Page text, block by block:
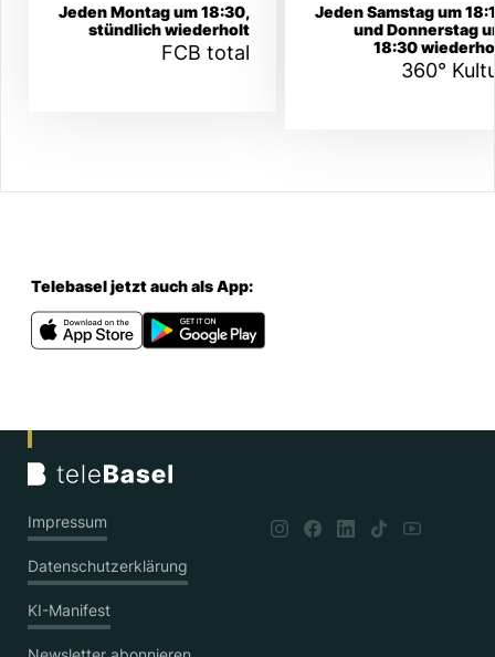
FCB total
Jeden Montag um 18:30,
stündlich wiederholt
360°
Jeden Samstag um
und Donnerstag
18:30
Telebasel jetzt auch als App:
Impressum
Datenschutzerklärung
KI-Manifest